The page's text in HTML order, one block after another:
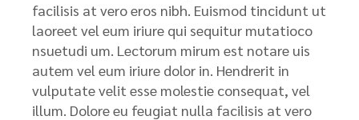
facilisis at vero eros nibh. Euismod tincidunt ut
laoreet vel eum iriure qui sequitur mutatioco
nsuetudi um. Lectorum mirum est notare uis
autem vel eum iriure dolor in. Hendrerit in
vulputate velit esse molestie consequat, vel
illum. Dolore eu feugiat nulla facilisis at vero